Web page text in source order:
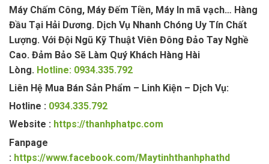
Máy Chấm Công, Máy Đếm Tiền, Máy In mã vạch… Hàng
Đầu Tại Hải Dương. Dịch Vụ Nhanh Chóng Uy Tín Chất
Lượng. Với Đội Ngũ Kỹ Thuật Viên Đông Đảo Tay Nghề
Cao. Đảm Bảo Sẽ Làm Quý Khách Hàng Hài
Lòng. Hotline: 0934.335.792
Liên Hệ Mua Bán Sản Phẩm – Linh Kiện – Dịch Vụ:
Hotline : 0934.335.792
Website : https://thanhphatpc.com
Fanpage
: https://www.facebook.com/Maytinhthanhphathd